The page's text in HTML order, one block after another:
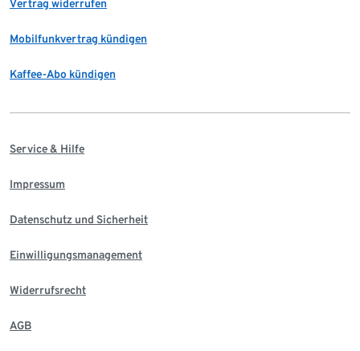
Vertrag widerrufen
Mobilfunkvertrag kündigen
Kaffee-Abo kündigen
Service & Hilfe
Impressum
Datenschutz und Sicherheit
Einwilligungsmanagement
Widerrufsrecht
AGB